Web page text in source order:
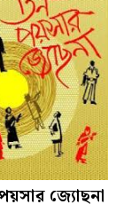
জ্যোছনা